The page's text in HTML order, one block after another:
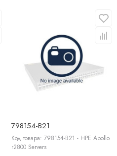
798154-B21
Код товара: 798154-B21 - HPE Apollo
r2800 Servers